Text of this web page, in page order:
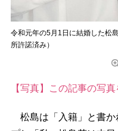
令和元年の5月1日に結婚した松
所許諾済み）
【写真】この記事の写真
松島は「入籍」と書か